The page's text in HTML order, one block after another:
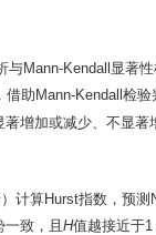
与Mann-Kendall显著
助Mann-Kendall检
增加或减少、不显著
计算Hurst指数，预
致，且 H值越接近于